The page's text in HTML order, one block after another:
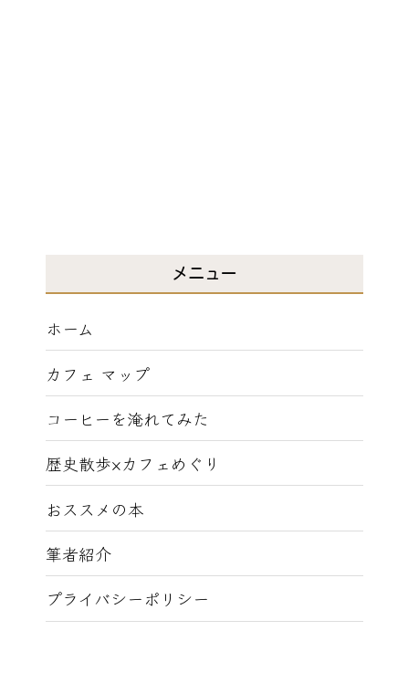
メニュー
ホーム
カフェ マップ
コーヒーを淹れてみた
歴史散歩×カフェめぐり
おススメの本
筆者紹介
プライバシーポリシー